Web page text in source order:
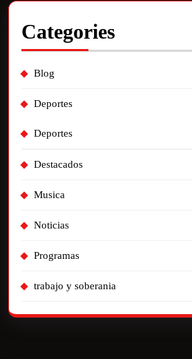
Categories
Blog
Deportes
Deportes
Destacados
Musica
Noticias
Programas
trabajo y soberania